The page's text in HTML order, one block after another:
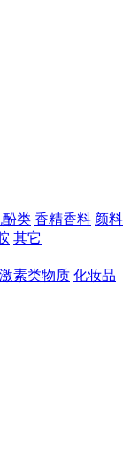
类 香精香料 颜料
其它
素类物质 化妆品